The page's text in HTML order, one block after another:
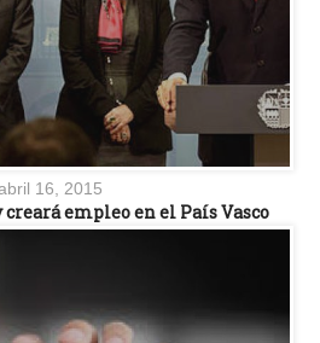
16, 2015
empleo en el País Vasco